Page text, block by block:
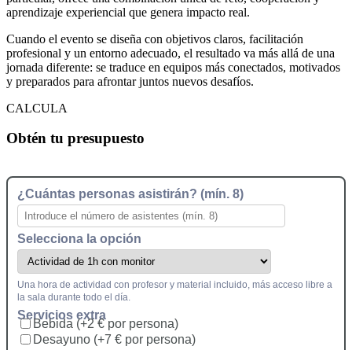
aprendizaje experiencial que genera impacto real.
Cuando el evento se diseña con objetivos claros, facilitación
profesional y un entorno adecuado, el resultado va más allá de una
jornada diferente: se traduce en equipos más conectados, motivados
y preparados para afrontar juntos nuevos desafíos.
CALCULA
Obtén tu presupuesto
¿Cuántas personas asistirán? (mín. 8)
Selecciona la opción
Una hora de actividad con profesor y material incluido, más acceso libre a
la sala durante todo el día.
Servicios extra
Bebida (+2 € por persona)
Desayuno (+7 € por persona)